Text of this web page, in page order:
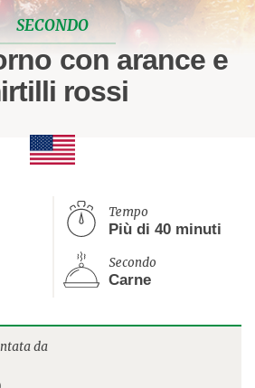
SECONDO
con arance e
rossi
Tempo
Più di 40 minuti
Secondo
Carne
da